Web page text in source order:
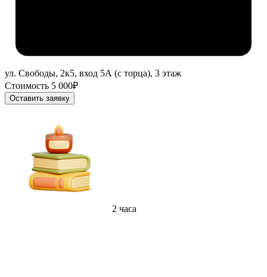
ул. Свободы, 2к5, вход 5А (с торца), 3 этаж
Стоимость 5 000₽
Оставить заявку
2 часа